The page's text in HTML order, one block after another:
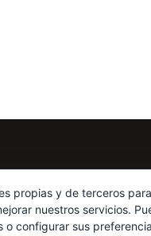
propias y de terceros
nuestros servicios.
o configurar sus